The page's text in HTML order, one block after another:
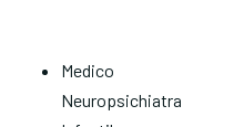
Medico
Neuropsichiatra